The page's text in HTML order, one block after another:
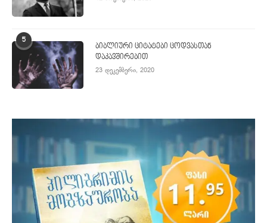
5
ბიბლიური ციტატები ცოდვასთან
დაკავშირებით
23 დეკემბერი, 2020